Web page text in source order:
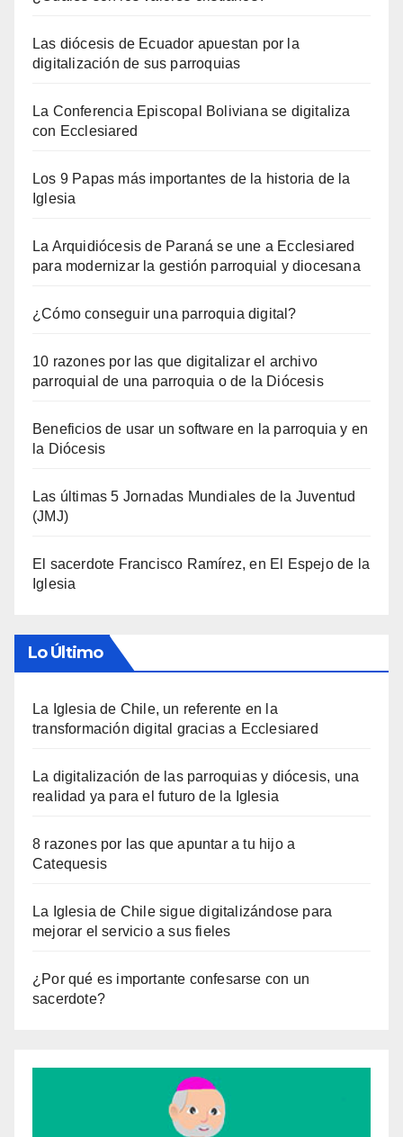
Las diócesis de Ecuador apuestan por la
digitalización de sus parroquias
La Conferencia Episcopal Boliviana se digitaliza
con Ecclesiared
Los 9 Papas más importantes de la historia de la
Iglesia
La Arquidiócesis de Paraná se une a Ecclesiared
para modernizar la gestión parroquial y diocesana
¿Cómo conseguir una parroquia digital?
10 razones por las que digitalizar el archivo
parroquial de una parroquia o de la Diócesis
Beneficios de usar un software en la parroquia y en
la Diócesis
Las últimas 5 Jornadas Mundiales de la Juventud
(JMJ)
El sacerdote Francisco Ramírez, en El Espejo de la
Iglesia
Lo Último
La Iglesia de Chile, un referente en la
transformación digital gracias a Ecclesiared
La digitalización de las parroquias y diócesis, una
realidad ya para el futuro de la Iglesia
8 razones por las que apuntar a tu hijo a
Catequesis
La Iglesia de Chile sigue digitalizándose para
mejorar el servicio a sus fieles
¿Por qué es importante confesarse con un
sacerdote?